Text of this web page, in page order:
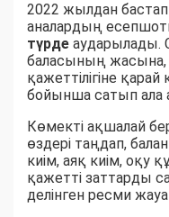
2022 жылдан
аналардың
түрде аударылады.
баласының жасына,
қажеттілігіне
бойынша сатып ала
Көмекті ақшалай
өздері таңдап,
киім, аяқ киім, оқу
қажетті заттарды
делінген ресми